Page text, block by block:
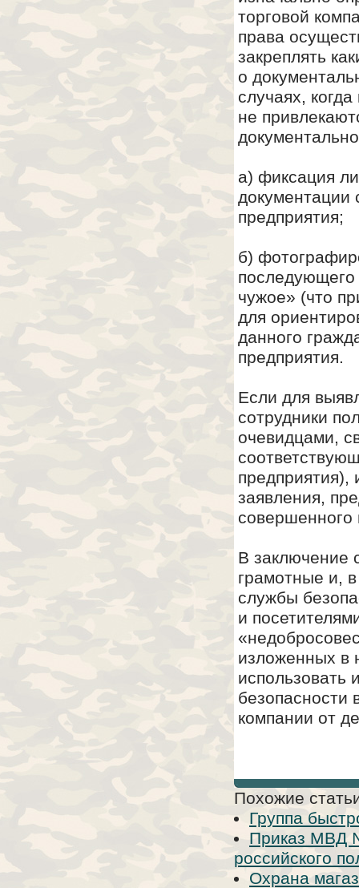
торговой
права
закреплять
о
случаях,
не
а) фиксация
документации
предприятия;
б)
чужое» (что
для
данного
предприятия.
Если для
сотрудники
очевидцами,
предприятия),
заявления,
совершенного
В заключение
грамотные и,
службы
и
изложенных в
безопасности
компании от
Похожие
Группа
Приказ МВД
российского
Охрана